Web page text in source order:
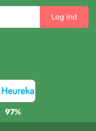
Log ind
97%